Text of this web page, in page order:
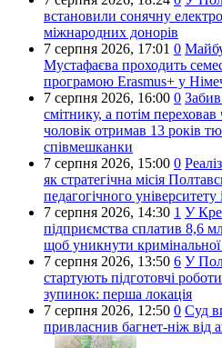
встановили сонячну
міжнародних донорів
7 серпня 2026, 17:01 0
Мустафаєва проходить
програмою Erasmus+ у
7 серпня 2026, 16:00 0
смітнику, а потім
чоловік отримав 13 років
співмешканки
7 серпня 2026, 15:00 0
як стратегічна місія
педагогічного
7 серпня 2026, 14:30 1 У
підприємства сплатив 8,6
щоб уникнути кримінальної
7 серпня 2026, 13:50 6 У
стартують підготовчі
зупинок: перша локація
7 серпня 2026, 12:50 0 Суд
привласнив багнет-ніж від